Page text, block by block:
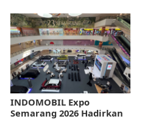
INDOMOBIL Expo
Semarang 2026 Hadirkan